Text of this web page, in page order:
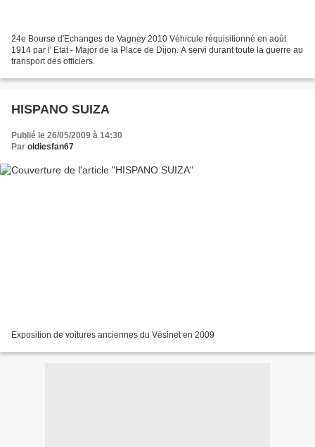
24e Bourse d'Echanges de Vagney 2010 Véhicule réquisitionné en août
1914 par l' Etat - Major de la Place de Dijon. A servi durant toute la guerre au
transport des officiers.
HISPANO SUIZA
Publié le 26/05/2009 à 14:30
Par oldiesfan67
Exposition de voitures anciennes du Vésinet en 2009